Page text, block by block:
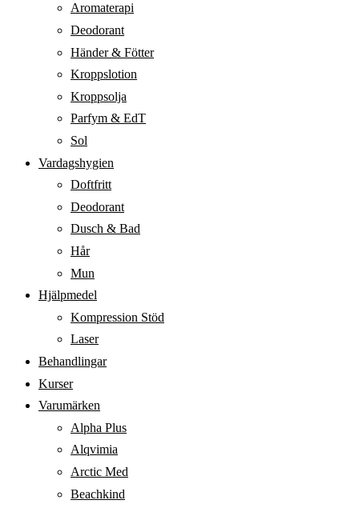
Aromaterapi
Deodorant
Händer & Fötter
Kroppslotion
Kroppsolja
Parfym & EdT
Sol
Vardagshygien
Doftfritt
Deodorant
Dusch & Bad
Hår
Mun
Hjälpmedel
Kompression Stöd
Laser
Behandlingar
Kurser
Varumärken
Alpha Plus
Alqvimia
Arctic Med
Beachkind